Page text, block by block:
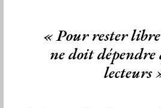
Bertinotti publiée hier par Marianne
Contributions
« Pour rester
ne doit dépendre
lecteurs